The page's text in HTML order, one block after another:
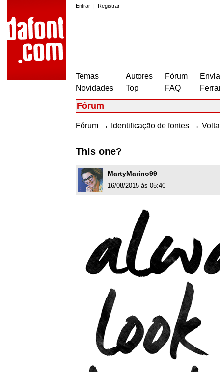
Entrar | Registrar
Temas
Novidades
Autores
Top
Fórum
FAQ
Fórum
Fórum → Identificação de fontes →
This one?
MartyMarino99
16/08/2015 às 05:40